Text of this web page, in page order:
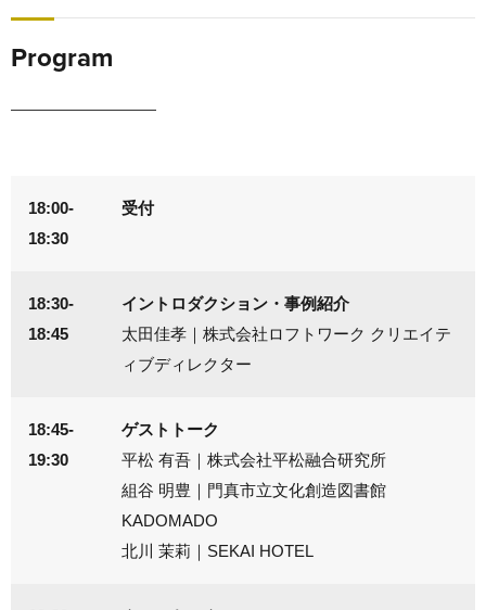
Program
18:00-
18:30
受付
18:30-
18:45
イントロダクション・事例紹介
太田佳孝｜株式会社ロフトワーク クリエイテ
ィブディレクター
18:45-
19:30
ゲストトーク
平松 有吾｜株式会社平松融合研究所
組谷 明豊｜門真市立文化創造図書館
KADOMADO
北川 茉莉｜SEKAI HOTEL